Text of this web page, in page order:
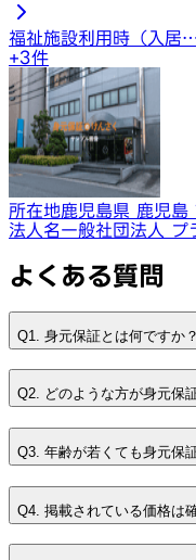
福祉施設利用時（入居
+3件
所在地鹿児島県 鹿児
法人名一般社団法人 プ
よくある質問
Q1. 身元保証とは何ですか？
Q2. どのような方が身元保
Q3. 年齢が若くても身元保
Q4. 掲載されている価格は